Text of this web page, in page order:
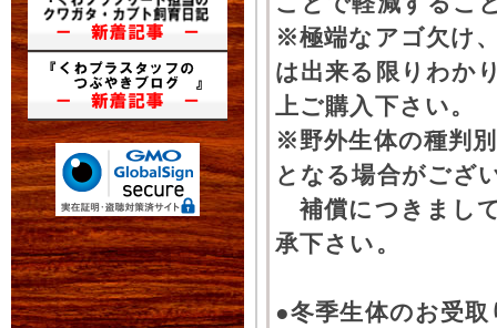
※極端なアゴ欠け
は出来る限りわか
上ご購入下さい。
※野外生体の種判
となる場合がござ
補償につきまし
承下さい。
●冬季生体のお受